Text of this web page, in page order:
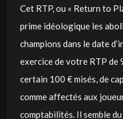
Cet RTP, ou « Return to
prime idéologique les
champions dans le date
exercice de votre RTP de
certain 100 € misés, de
comme affectés aux
comptabilités. Il semble